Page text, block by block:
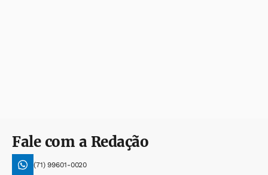
Fale com a Redação
(71) 99601-0020